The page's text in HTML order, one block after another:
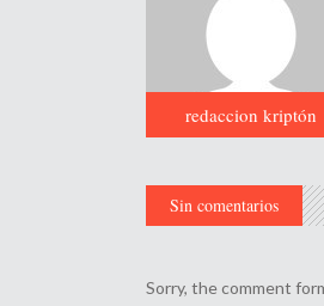
redaccion kriptón
Sin comentarios
Sorry, the comment